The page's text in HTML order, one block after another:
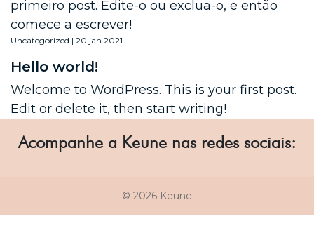
primeiro post. Edite-o ou exclua-o, e então
comece a escrever!
Uncategorized | 20 jan 2021
Hello world!
Welcome to WordPress. This is your first post.
Edit or delete it, then start writing!
Acompanhe a Keune nas redes sociais:
© 2026 Keune